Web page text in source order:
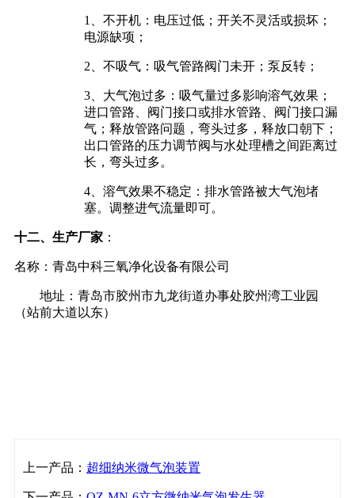
1、不开机：电压过低；开关不灵活或损坏；
电源缺项；
2、不吸气：吸气管路阀门未开；泵反转；
3、大气泡过多：吸气量过多影响溶气效果；
进口管路、阀门接口或排水管路、阀门接口漏
气；释放管路问题，弯头过多，释放口朝下；
出口管路的压力调节阀与水处理槽之间距离过
长，弯头过多。
4、溶气效果不稳定：排水管路被大气泡堵
塞。调整进气流量即可。
十二、生产厂家 ：
名称：青岛中科三氧净化设备有限公司
地址：青岛市胶州市九龙街道办事处胶州湾工业园
（站前大道以东）
上一产品： 超细纳米微气泡装置